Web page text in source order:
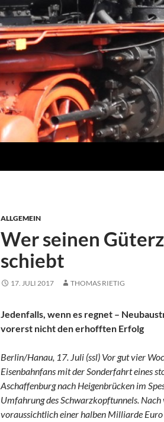
ALLGEMEIN
Wer seinen
schiebt
17. JULI 2017 THOMAS RIETIG
Jedenfalls, wenn es regnet –
vorerst nicht den erhofften Erfolg
Berlin/Hanau, 17. Juli (ssl) Vor gut vier
Eisenbahnfans mit der Sonderfahrt eines
Aschaffenburg nach Heigenbrücken im
Umfahrung des Schwarzkopftunnels.
voraussichtlich einer halben Milliarde